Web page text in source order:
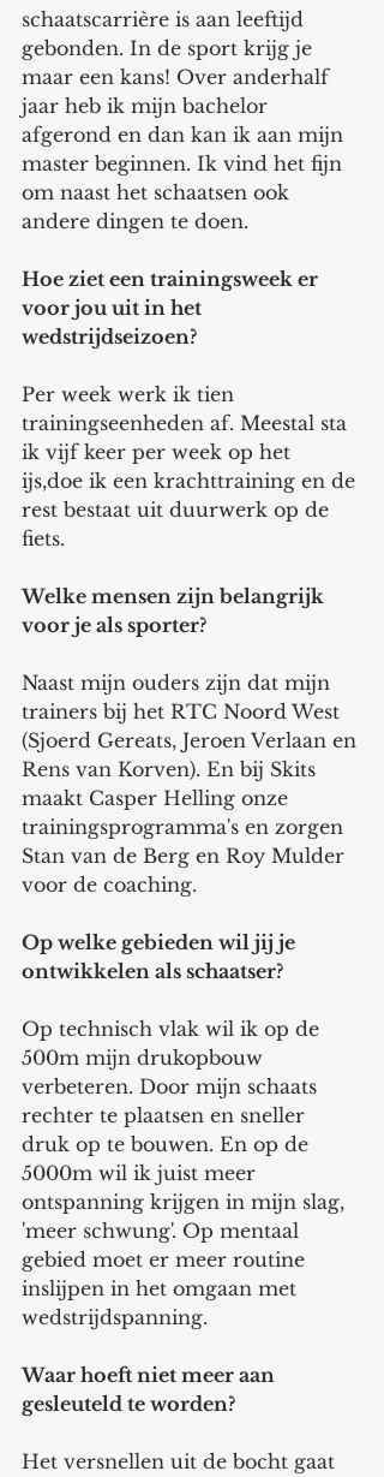
schaatscarrière is aan leeftijd
gebonden. In de sport krijg je
maar een kans! Over anderhalf
jaar heb ik mijn bachelor
afgerond en dan kan ik aan mijn
master beginnen. Ik vind het fijn
om naast het schaatsen ook
andere dingen te doen.
Hoe ziet een trainingsweek er
voor jou uit in het
wedstrijdseizoen?
Per week werk ik tien
trainingseenheden af. Meestal sta
ik vijf keer per week op het
ijs,doe ik een krachttraining en de
rest bestaat uit duurwerk op de
fiets.
Welke mensen zijn belangrijk
voor je als sporter?
Naast mijn ouders zijn dat mijn
trainers bij het RTC Noord West
(Sjoerd Gereats, Jeroen Verlaan en
Rens van Korven). En bij Skits
maakt Casper Helling onze
trainingsprogramma's en zorgen
Stan van de Berg en Roy Mulder
voor de coaching.
Op welke gebieden wil jij je
ontwikkelen als schaatser?
Op technisch vlak wil ik op de
500m mijn drukopbouw
verbeteren. Door mijn schaats
rechter te plaatsen en sneller
druk op te bouwen. En op de
5000m wil ik juist meer
ontspanning krijgen in mijn slag,
'meer schwung'. Op mentaal
gebied moet er meer routine
inslijpen in het omgaan met
wedstrijdspanning.
Waar hoeft niet meer aan
gesleuteld te worden?
Het versnellen uit de bocht gaat